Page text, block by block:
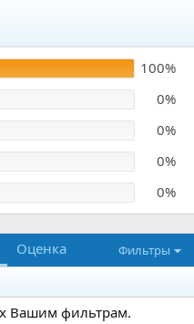
100%
0%
0%
0%
0%
Оценка
Фильтры
Вашим фильтрам.